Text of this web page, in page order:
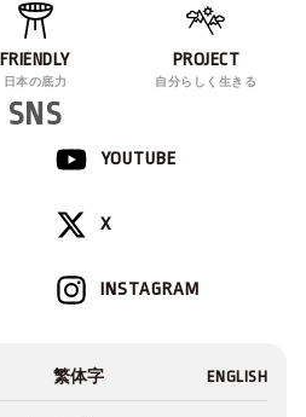
FRIENDLY
日本の底力
PROJECT
自分らしく生きる
SNS
YOUTUBE
X
INSTAGRAM